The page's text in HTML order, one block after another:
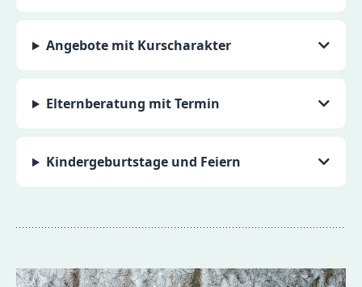
Angebote mit Kurscharakter
Elternberatung mit Termin
Kindergeburtstage und Feiern